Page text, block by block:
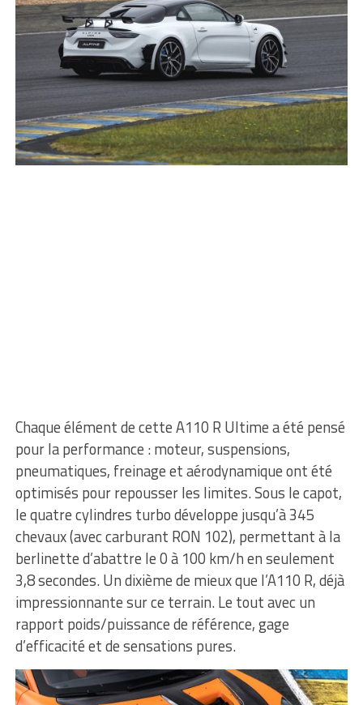
Chaque élément de cette A110 R Ultime a été pensé
pour la performance : moteur, suspensions,
pneumatiques, freinage et aérodynamique ont été
optimisés pour repousser les limites. Sous le capot,
le quatre cylindres turbo développe jusqu’à 345
chevaux (avec carburant RON 102), permettant à la
berlinette d’abattre le 0 à 100 km/h en seulement
3,8 secondes. Un dixième de mieux que l’A110 R, déjà
impressionnante sur ce terrain. Le tout avec un
rapport poids/puissance de référence, gage
d’efficacité et de sensations pures.